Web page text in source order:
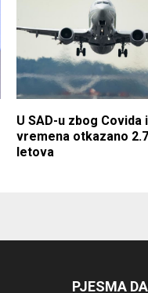
U SAD-u zbog Covida
vremena otkazano
letova
PJESMA